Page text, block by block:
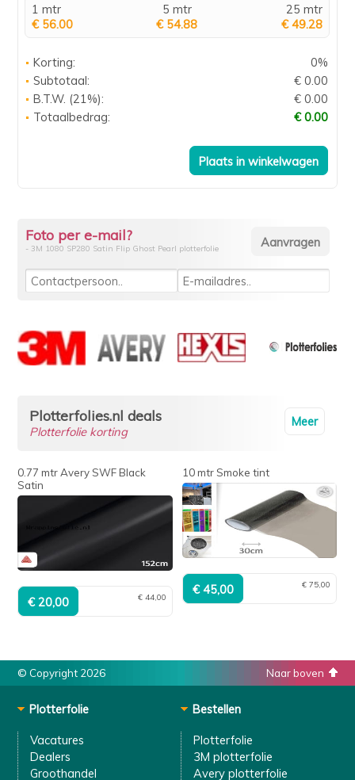
1 mtr
€ 56.00
5 mtr
€ 54.88
25 mtr
€ 49.28
Korting:
0%
Subtotaal:
€ 0.00
B.T.W. (21%):
€ 0.00
Totaalbedrag:
€ 0.00
Foto per e-mail?
- 3M 1080 SP280 Satin Flip Ghost Pearl plotterfolie
Meer
Plotterfolies.nl deals
Plotterfolie korting
0.77 mtr Avery SWF Black
Satin
€ 44,00
10 mtr Smoke tint
€ 75,00
Naar boven
© Copyright 2026
Plotterfolie
Vacatures
Dealers
Groothandel
Bestellen
Plotterfolie
3M plotterfolie
Avery plotterfolie